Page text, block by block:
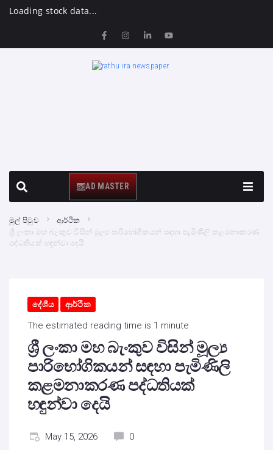
Loading stock data...
AD MASTER
මුල් පිටුව
ආර්ථික
ශ්‍රී ලංකා මහ බැංකුව විසින් මූල්‍ය පාරිභෝගිකයන් සඳහා පැමිණිලි කළමනාකරණ
පද්ධතියක් හඳුන්වා දෙයි
දේශීය ආර්ථික
The estimated reading time is 1 minute
ශ්‍රී ලංකා මහ බැංකුව විසින් මූල්‍ය
පාරිභෝගිකයන් සඳහා පැමිණිලි
කළමනාකරණ පද්ධතියක්
හඳුන්වා දෙයි
May 15, 2026 0